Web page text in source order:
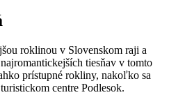
roklinou v Slovenskom raji a
tiesňav v tomto
prístupné rokliny, nakoľko sa
centre Podlesok.